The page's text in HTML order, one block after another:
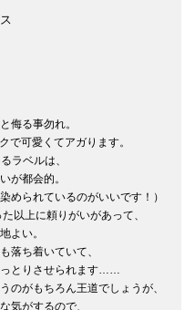
侮る事勿れ。
で可愛くてアガります。
ラベルは、
が都会的。
められているのがいいです！）
以上に頼りがいがあって、
よい。
落ち着いていて、
とりさせられます……
のがもちろん王道でしょうが、
気がするので、